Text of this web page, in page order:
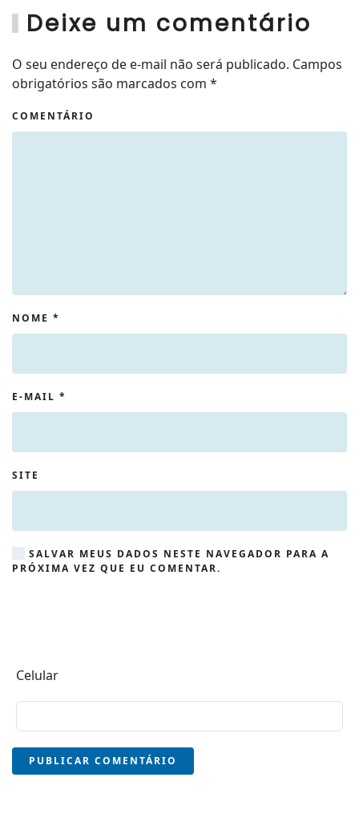
Deixe um comentário
O seu endereço de e-mail não será publicado. Campos
obrigatórios são marcados com *
COMENTÁRIO
NOME *
E-MAIL *
SITE
SALVAR MEUS DADOS NESTE NAVEGADOR PARA A
PRÓXIMA VEZ QUE EU COMENTAR.
Celular
PUBLICAR COMENTÁRIO